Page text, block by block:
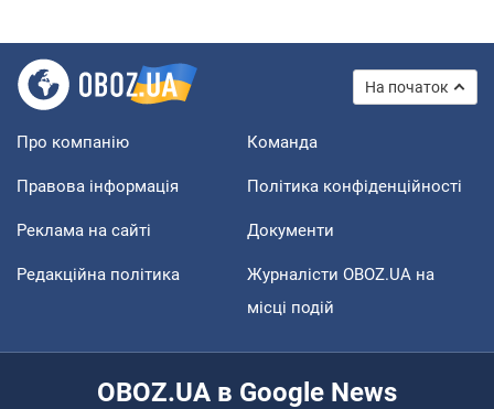
На початок
Про компанію Команда
Правова інформація Політика конфіденційності
Реклама на сайті Документи
Редакційна політика
Журналісти OBOZ.UA на
місці подій
OBOZ.UA в Google News